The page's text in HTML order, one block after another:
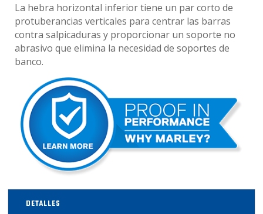
La hebra horizontal inferior tiene un par corto de
protuberancias verticales para centrar las barras
contra salpicaduras y proporcionar un soporte no
abrasivo que elimina la necesidad de soportes de
banco.
DETALLES